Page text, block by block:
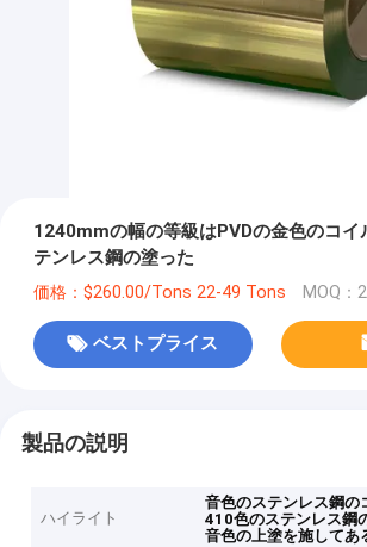
1240mmの幅の等級はPVDの金色のコイ
テンレス鋼の塗った
価格：$260.00/Tons 22-49 Tons MOQ：
ベストプライス
製品の説明
ハイライト
音色のステンレス鋼の
410色のステンレス鋼
音色の上塗を施してあ